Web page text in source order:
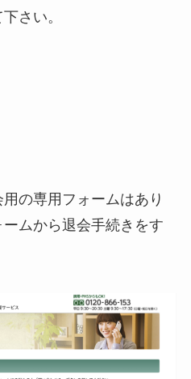
さい。
の専用フォームはあり
ムから退会手続きをす